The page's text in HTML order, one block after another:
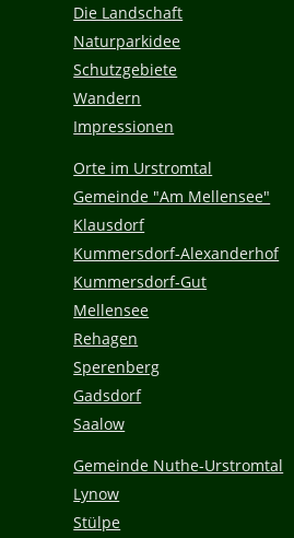
Die Landschaft
Naturparkidee
Schutzgebiete
Wandern
Impressionen
Orte im Urstromtal
Gemeinde "Am Mellensee"
Klausdorf
Kummersdorf-Alexanderhof
Kummersdorf-Gut
Mellensee
Rehagen
Sperenberg
Gadsdorf
Saalow
Gemeinde Nuthe-Urstromtal
Lynow
Stülpe